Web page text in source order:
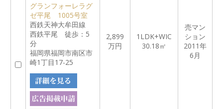
グランフォーレラグ
ゼ平尾 1005号室
西鉄天神大牟田線
西鉄平尾 徒歩：5
分
福岡県福岡市南区市
崎1丁目17-25
2,899
万円
1LDK+WIC
30.18㎡
売マン
ション
2011年
6月